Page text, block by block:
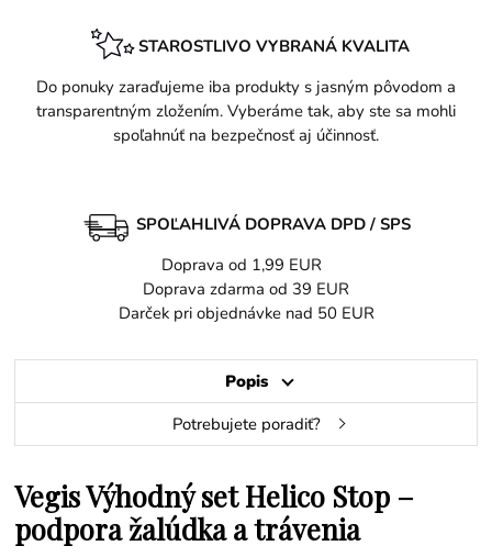
STAROSTLIVO VYBRANÁ KVALITA
Do ponuky zaraďujeme iba produkty s jasným pôvodom a
transparentným zložením. Vyberáme tak, aby ste sa mohli
spoľahnúť na bezpečnosť aj účinnosť.
SPOĽAHLIVÁ DOPRAVA DPD / SPS
Doprava od 1,99 EUR
Doprava zdarma od 39 EUR
Darček pri objednávke nad 50 EUR
Popis
Potrebujete poradiť?
Vegis Výhodný set Helico Stop –
podpora žalúdka a trávenia